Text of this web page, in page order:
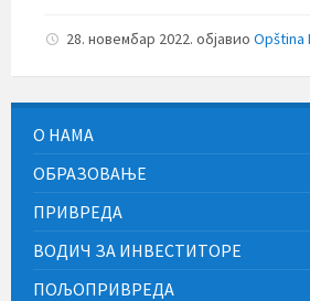
28. новембар 2022. објавио Opština
О НАМА
ОБРАЗОВАЊЕ
ПРИВРЕДА
ВОДИЧ ЗА ИНВЕСТИТОРЕ
ПОЉОПРИВРЕДА